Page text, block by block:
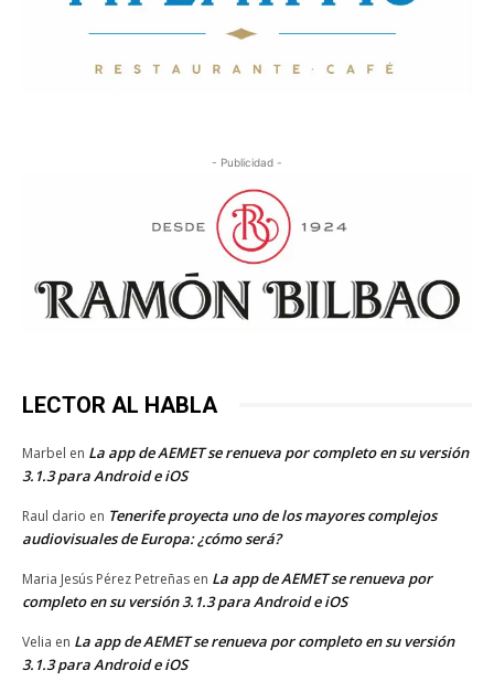
- Publicidad -
LECTOR AL HABLA
Marbel en La app de AEMET se renueva por completo en su versión
3.1.3 para Android e iOS
Raul dario en Tenerife proyecta uno de los mayores complejos
audiovisuales de Europa: ¿cómo será?
Maria Jesús Pérez Petreñas en La app de AEMET se renueva por
completo en su versión 3.1.3 para Android e iOS
Velia en La app de AEMET se renueva por completo en su versión
3.1.3 para Android e iOS